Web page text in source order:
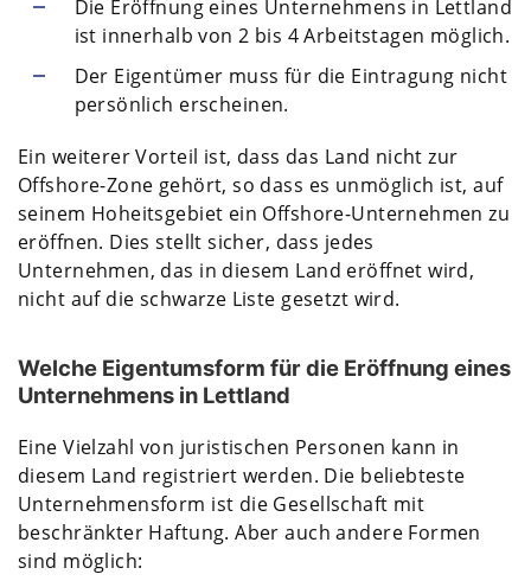
Die Eröffnung eines Unternehmens in Lettland
ist innerhalb von 2 bis 4 Arbeitstagen möglich.
Der Eigentümer muss für die Eintragung nicht
persönlich erscheinen.
Ein weiterer Vorteil ist, dass das Land nicht zur
Offshore-Zone gehört, so dass es unmöglich ist, auf
seinem Hoheitsgebiet ein Offshore-Unternehmen zu
eröffnen. Dies stellt sicher, dass jedes
Unternehmen, das in diesem Land eröffnet wird,
nicht auf die schwarze Liste gesetzt wird.
Welche Eigentumsform für die Eröffnung eines
Unternehmens in Lettland
Eine Vielzahl von juristischen Personen kann in
diesem Land registriert werden. Die beliebteste
Unternehmensform ist die Gesellschaft mit
beschränkter Haftung. Aber auch andere Formen
sind möglich: